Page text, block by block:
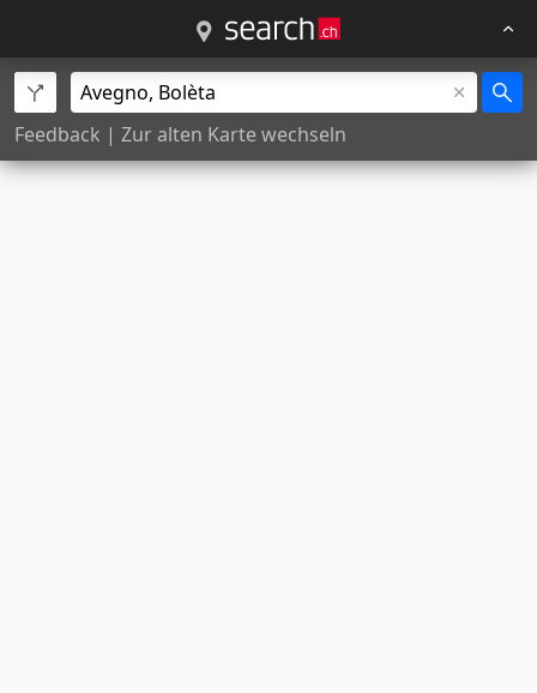
Feedback | Zur alten Karte wechseln